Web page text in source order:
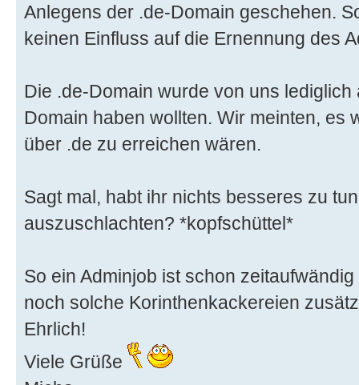
Anlegens der .de-Domain geschehen.
keinen Einfluss auf die Ernennung des
Die .de-Domain wurde von uns
Domain haben wollten. Wir meinten, es
über .de zu erreichen wären.
Sagt mal, habt ihr nichts besseres zu
auszuschlachten? *kopfschüttel*
So ein Adminjob ist schon
noch solche Korinthenkackereien
Ehrlich!
Viele Grüße